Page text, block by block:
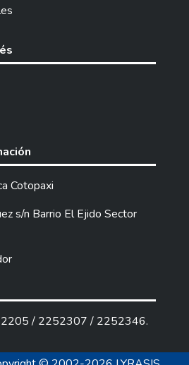
Cotopaxi
s/n Barrio El Ejido Sector
/ 2252307 / 2252346.